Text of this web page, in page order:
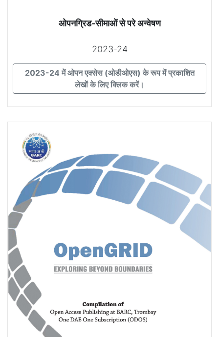
ओपनग्रिड-सीमाओं से परे अन्वेषण
2023-24
2023-24 में ओपन एक्सेस (ओडीओएस) के रूप में प्रकाशित
लेखों के लिए क्लिक करें।